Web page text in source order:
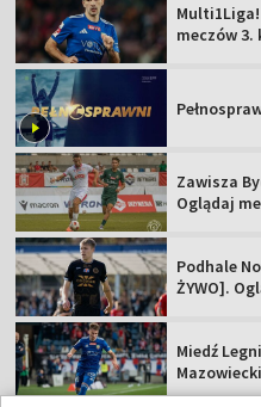
meczów 3.
Zawisza
Oglądaj
Podhale
ŻYWO].
Miedź